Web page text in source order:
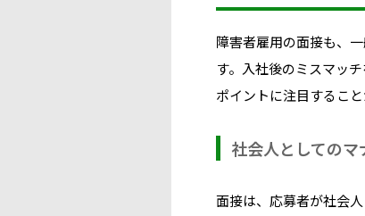
障害者雇用の面接も、
す。入社後のミスマッ
ポイントに注目すること
社会人としてのマ
面接は、応募者が社会